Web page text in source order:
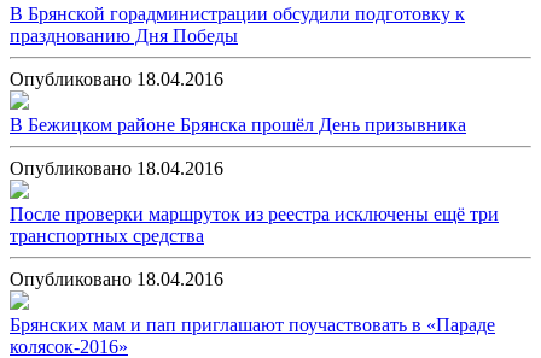
В Брянской горадминистрации обсудили подготовку к
празднованию Дня Победы
Опубликовано 18.04.2016
В Бежицком районе Брянска прошёл День призывника
Опубликовано 18.04.2016
После проверки маршруток из реестра исключены ещё три
транспортных средства
Опубликовано 18.04.2016
Брянских мам и пап приглашают поучаствовать в «Параде
колясок-2016»